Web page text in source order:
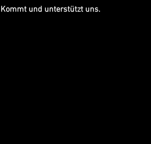
Kommt und unterstützt uns.